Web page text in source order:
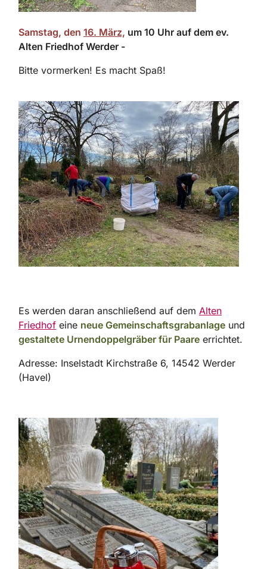
Samstag, den 16. März, um 10 Uhr auf dem ev.
Alten Friedhof Werder -
Bitte vormerken! Es macht Spaß!
Es werden daran anschließend auf dem Alten
Friedhof eine neue Gemeinschaftsgrabanlage und
gestaltete Urnendoppelgräber für Paare errichtet.
Adresse: Inselstadt Kirchstraße 6, 14542 Werder
(Havel)